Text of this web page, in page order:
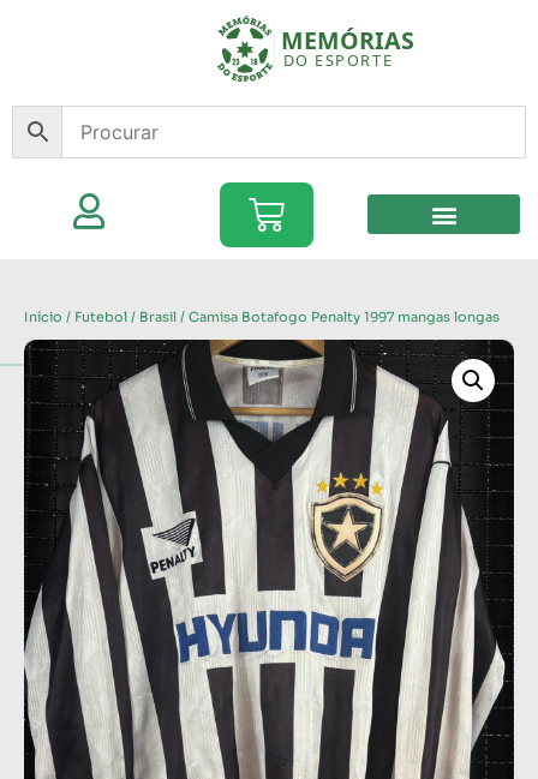
Início / Futebol / Brasil / Camisa Botafogo Penalty 1997 mangas longas